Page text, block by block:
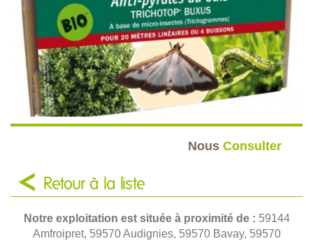
Nous Consulter
Retour à la liste
Notre exploitation est située à proximité de : 59144
Amfroipret, 59570 Audignies, 59570 Bavay, 59570